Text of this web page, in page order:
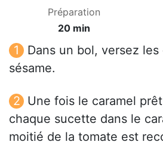
Préparation
20 min
Dans un bol, versez les
sésame.
Une fois le caramel
chaque sucette dans le
moitié de la tomate est